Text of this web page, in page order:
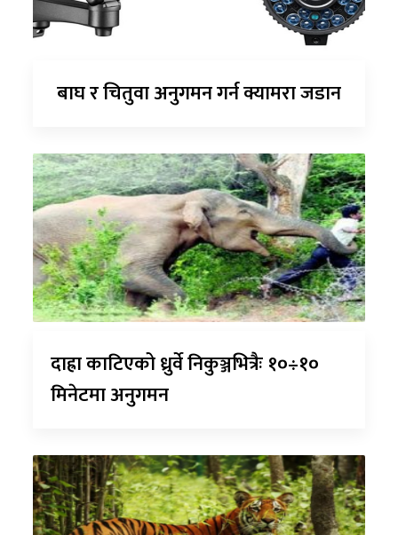
बाघ र चितुवा अनुगमन गर्न क्यामरा जडान
दाह्रा काटिएको ध्रुर्वे निकुञ्जभित्रैः १०÷१०
मिनेटमा अनुगमन